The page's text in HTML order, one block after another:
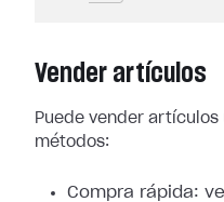
Vender artículos
Puede vender
métodos:
Compra rápida: